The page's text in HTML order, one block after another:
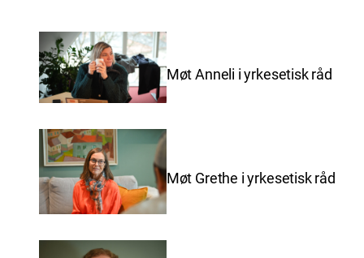
Møt Anneli i yrkesetisk råd
Møt Grethe i yrkesetisk råd